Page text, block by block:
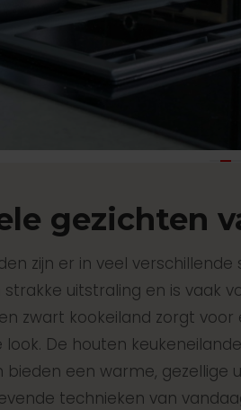
gezichten
zijn er in veel
uitstraling en is vaak
zwart kookeiland zorgt
look. De houten
bieden een warme, gezellige
technieken van